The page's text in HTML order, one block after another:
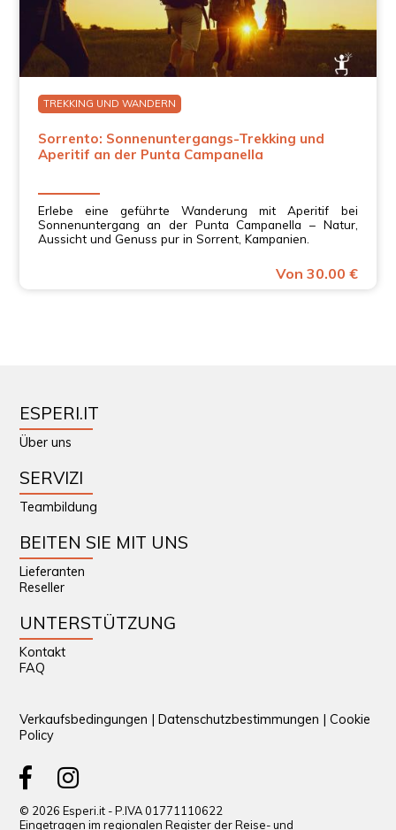
TREKKING UND WANDERN
Sorrento: Sonnenuntergangs-Trekking und
Aperitif an der Punta Campanella
Erlebe eine geführte Wanderung mit Aperitif bei
Sonnenuntergang an der Punta Campanella – Natur,
Aussicht und Genuss pur in Sorrent, Kampanien.
Von 30.00 €
ESPERI.IT
Über uns
SERVIZI
Teambildung
BEITEN SIE MIT UNS
Lieferanten
Reseller
UNTERSTÜTZUNG
Kontakt
FAQ
Verkaufsbedingungen |Datenschutzbestimmungen |Cookie
Policy
© 2026 Esperi.it - P.IVA 01771110622
Eingetragen im regionalen Register der Reise- und